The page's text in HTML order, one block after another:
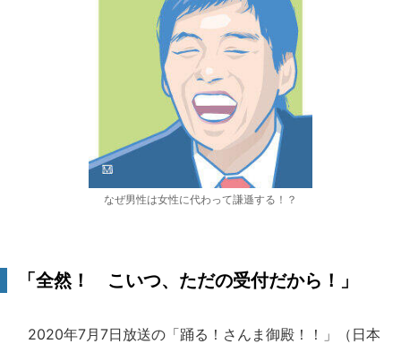
なぜ男性は女性に代わって謙遜する！？
「全然！ こいつ、ただの受付だから！」
2020年7月7日放送の「踊る！さんま御殿！！」（日本